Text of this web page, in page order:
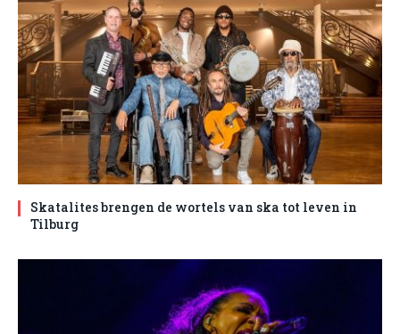
Skatalites brengen de wortels van ska tot leven in
Tilburg